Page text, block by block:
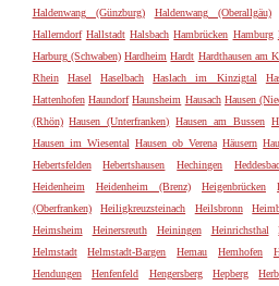
Haldenwang (Günzburg)
Haldenwang (Oberallgäu)
Hallerndorf Hallstadt Halsbach Hambrücken Hamburg
Harburg (Schwaben) Hardheim Hardt Hardthausen am
Rhein
Hasel Haselbach Haslach im Kinzigtal
Hattenhofen Haundorf Haunsheim Hausach Hausen
(Rhön) Hausen (Unterfranken) Hausen am Bussen
Hausen im Wiesental Hausen ob Verena Häusern
Hebertsfelden
Hebertshausen Hechingen
Heidenheim
Heidenheim (Brenz) Heigenbrücken
(Oberfranken)
Heiligkreuzsteinach Heilsbronn
Heimsheim
Heinersreuth Heiningen Heinrichsthal
Helmstadt
Helmstadt-Bargen Hemau Hemhofen
Hendungen
Henfenfeld Hengersberg Hepberg